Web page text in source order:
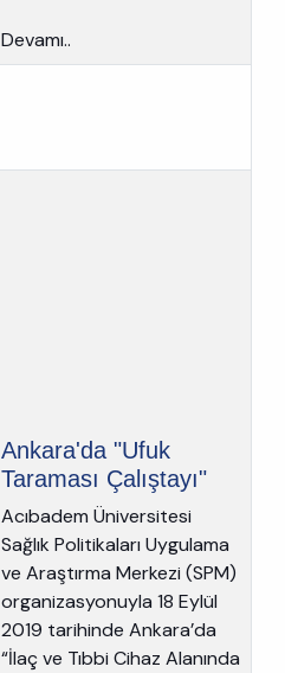
Devamı..
Ankara'da "Ufuk
Taraması Çalıştayı"
Acıbadem Üniversitesi
Sağlık Politikaları Uygulama
ve Araştırma Merkezi (SPM)
organizasyonuyla 18 Eylül
2019 tarihinde Ankara’da
“İlaç ve Tıbbi Cihaz Alanında